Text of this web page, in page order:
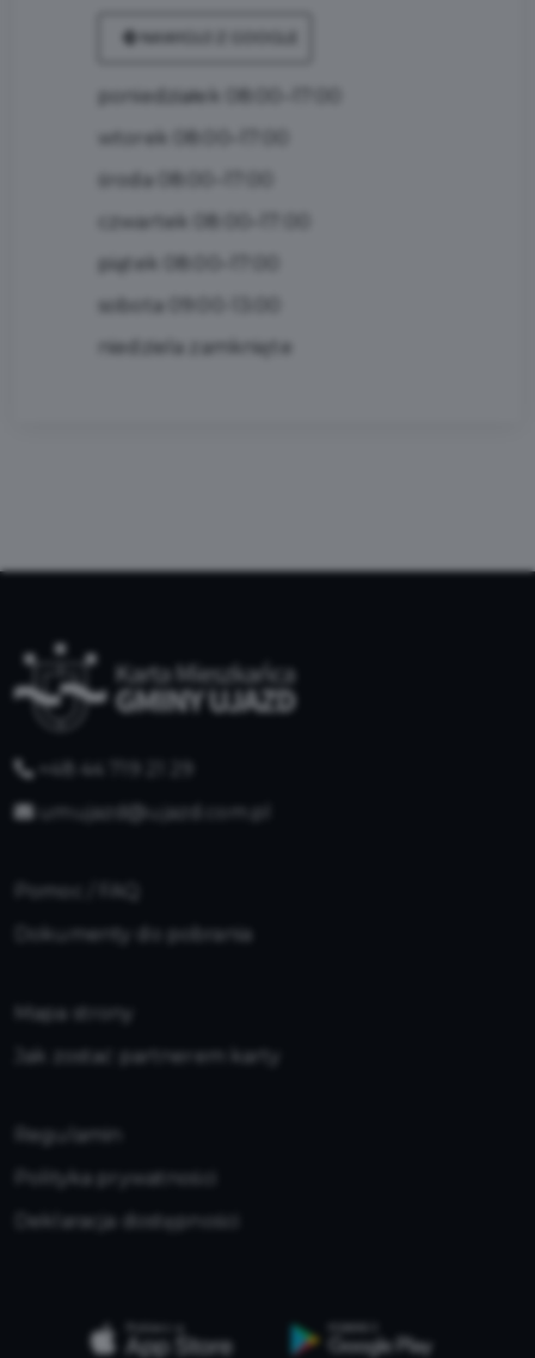
NAWIGUJ Z GOOGLE
poniedziałek 08:00–17:00
wtorek 08:00–17:00
środa 08:00–17:00
czwartek 08:00–17:00
piątek 08:00–17:00
sobota 09:00-13:00
niedziela zamknięte
+48 44 719 21 29
umujazd@ujazd.com.pl
Dokumenty do pobrania
Mapa strony
Jak zostać partnerem karty
Regulamin
Polityka prywatności
Deklaracja dostępności